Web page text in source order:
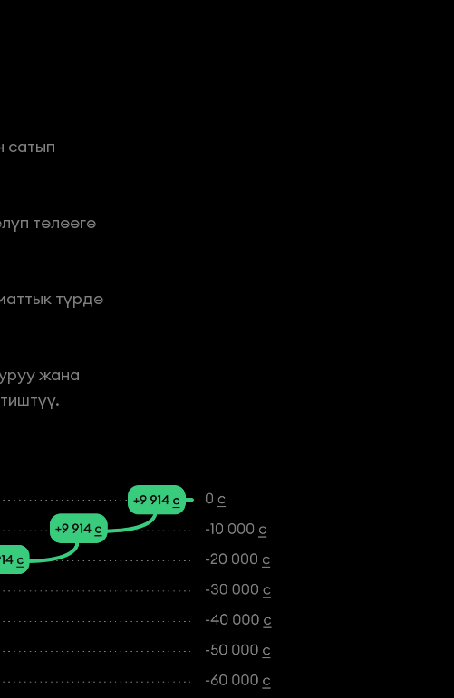
сатып
төлөөгө
түрдө
жана